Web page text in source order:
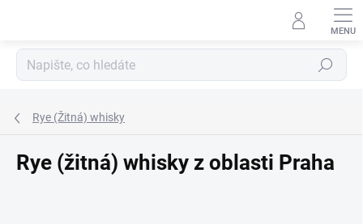
Hledat
Rye (Žitná) whisky
Rye (žitná) whisky z oblasti Praha